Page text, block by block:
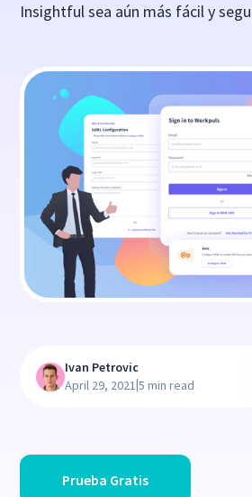
Insightful sea aún más fácil y
Prueba Gratis
Ivan Petrovic
April 29, 2021|5 min read